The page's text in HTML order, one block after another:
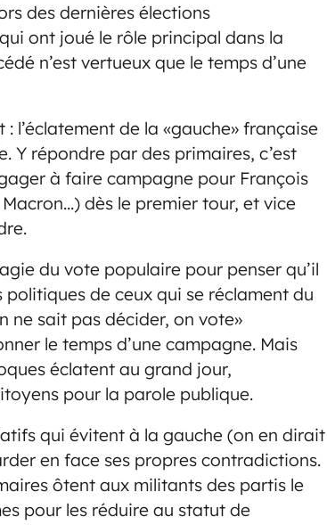
des dernières élections
ont joué le rôle principal dans la
n’est vertueux que le temps d’une
l’éclatement de la «gauche» française
Y répondre par des primaires, c’est
à faire campagne pour François
dès le premier tour, et vice
du vote populaire pour penser qu’il
de ceux qui se réclament du
ne sait pas décider, on vote»
le temps d’une campagne. Mais
éclatent au grand jour,
pour la parole publique.
qui évitent à la gauche (on en dirait
en face ses propres contradictions.
ôtent aux militants des partis le
pour les réduire au statut de